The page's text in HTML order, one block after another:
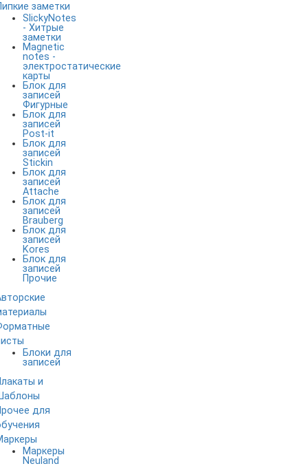
заметки
SlickyNotes
- Хитрые
заметки
Magnetic
notes -
электростатические
карты
Блок для
записей
Фигурные
Блок для
записей
Post-it
Блок для
записей
Stickin
Блок для
записей
Attache
Блок для
записей
Brauberg
Блок для
записей
Kores
Блок для
записей
Прочие
Блоки для
записей
и
для
Маркеры
Neuland